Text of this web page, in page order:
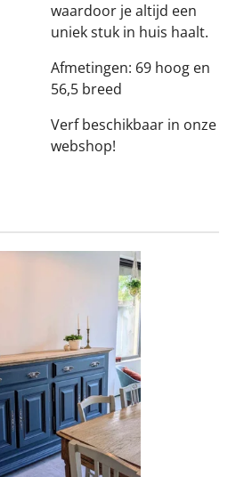
waardoor je altijd een
uniek stuk in huis haalt.
Afmetingen: 69 hoog en
56,5 breed
Verf beschikbaar in onze
webshop!